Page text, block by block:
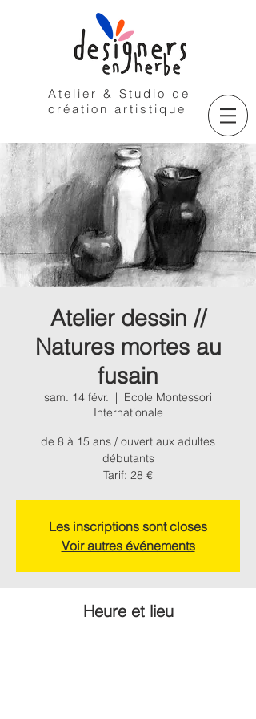
Atelier & Studio de
création artistique
Atelier dessin //
Natures mortes au
fusain
sam. 14 févr.
  |
Ecole Montessori
Internationale
de 8 à 15 ans / ouvert aux adultes
débutants
Tarif: 28 €
Les inscriptions sont closes
Voir autres événements
Heure et lieu